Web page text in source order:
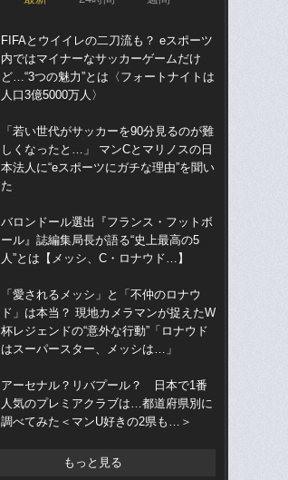
FIFAとウイイレの二刀流も？ eスポーツ
内ではマイナーなサッカーゲームだけ
ど…“3つの魅力”とは〈フォートナイトは
人口3億5000万人〉
「若い世代がサッカーを90分見るのが難
しくなったと…」 マンCとマリノスの日
本法人に“eスポーツにガチな理由”を聞い
た
バロンドール選出『フランス・フットボ
ール』誌編集局長が語る“史上最高の5
人”とは【メッシ、C・ロナウド…】
「愛されるメッシ」と「不仲のロナウ
ド」は本当？ 現地カメラマンが捉えたW
杯レジェンドの“意外な行動”「ロナウド
はスーパースター、メッシは…」
アーセナル？リバプール？ 日本で1番
人気のプレミアクラブは…都道府県別に
調べてみた＜マンU好きの2県も…＞
もっと見る